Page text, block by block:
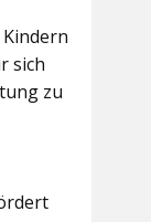
sich
zu